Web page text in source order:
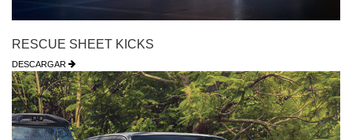
RESCUE SHEET KICKS
DESCARGAR